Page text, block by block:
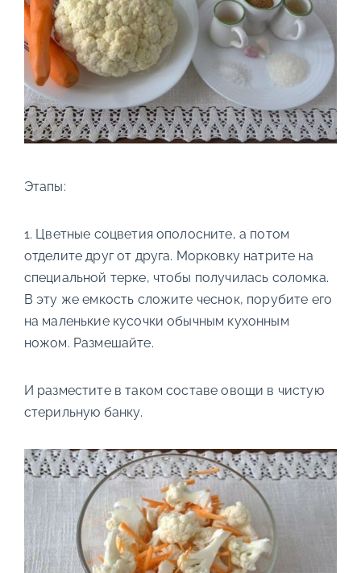
Этапы:
1. Цветные соцветия ополосните, а потом
отделите друг от друга. Морковку натрите на
специальной терке, чтобы получилась соломка.
В эту же емкость сложите чеснок, порубите его
на маленькие кусочки обычным кухонным
ножом. Размешайте.
И разместите в таком составе овощи в чистую
стерильную банку.